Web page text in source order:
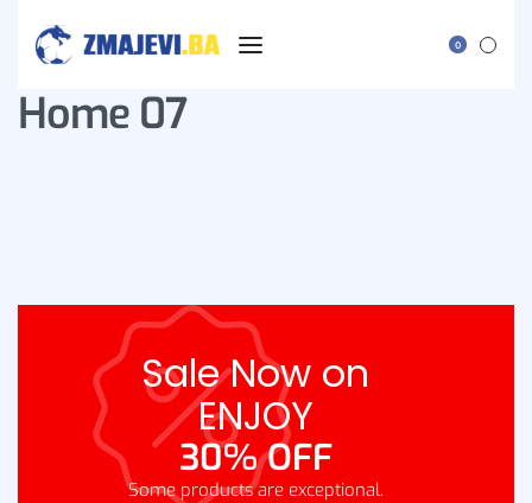
0
Home 07
Sale Now on
ENJOY
30% OFF
Some products are exceptional.